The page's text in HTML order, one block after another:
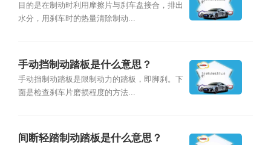
目的是在制动时利用摩擦片与刹车盘接合，排出
水分，用刹车时的热量清除制动...
手动挡制动踏板是什么意思？
手动挡制动踏板是限制动力的踏板，即脚刹。下
面是检查刹车片磨损程度的方法...
间断轻踏制动踏板是什么意思？